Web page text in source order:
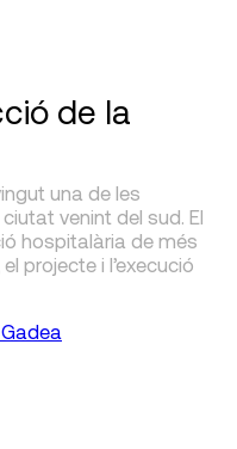
de la
una de les
venint del sud. El
hospitalària de més
projecte i l’execució